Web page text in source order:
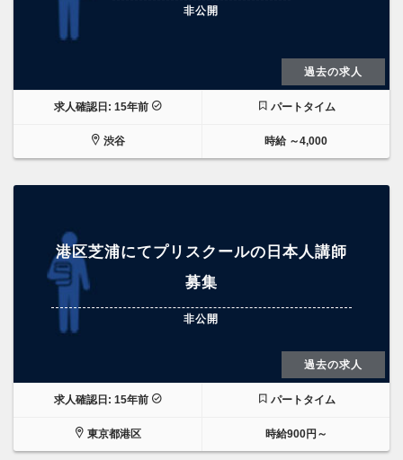
非公開
過去の求人
求人確認日: 15年前 パートタイム
渋谷 時給 ～4,000
港区芝浦にてプリスクールの日本人講師
募集
非公開
過去の求人
求人確認日: 15年前 パートタイム
東京都港区 時給900円～